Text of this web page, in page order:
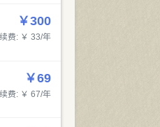
￥300
续费: ￥ 33/年
￥69
续费: ￥ 67/年